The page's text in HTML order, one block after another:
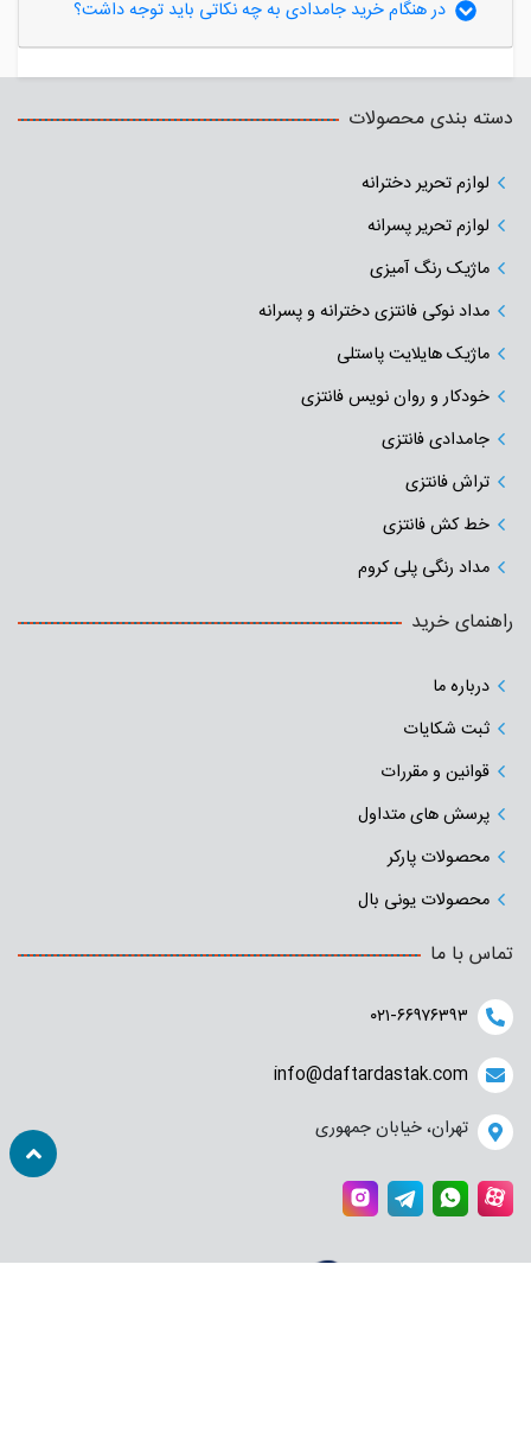
دسته بندی محصولات
لوازم تحریر دخترانه
لوازم تحریر پسرانه
ماژیک رنگ آمیزی
مداد نوکی فانتزی دخترانه و پسرانه
ماژیک هایلایت پاستلی
خودکار و روان نویس فانتزی
جامدادی‌ فانتزی
تراش فانتزی
خط کش فانتزی
مداد رنگی پلی کروم
راهنمای خرید
درباره ما
ثبت شکایات
قوانین و مقررات
پرسش های متداول
محصولات پارکر
محصولات یونی بال
تماس با ما
۰۲۱-۶۶۹۷۶۳۹۳
info@daftardastak.com
تهران، خیابان جمهوری